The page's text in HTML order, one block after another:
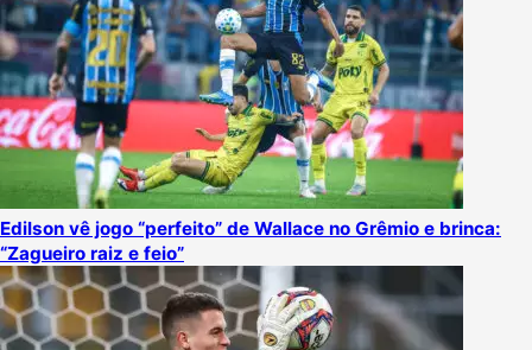
Edilson vê jogo “perfeito” de Wallace no Grêmio e brinca:
“Zagueiro raiz e feio”